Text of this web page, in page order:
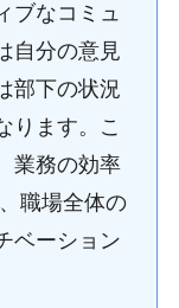
ブなコミュ
自分の意見
部下の状況
ります。こ
業務の効率
職場全体の
ベーション